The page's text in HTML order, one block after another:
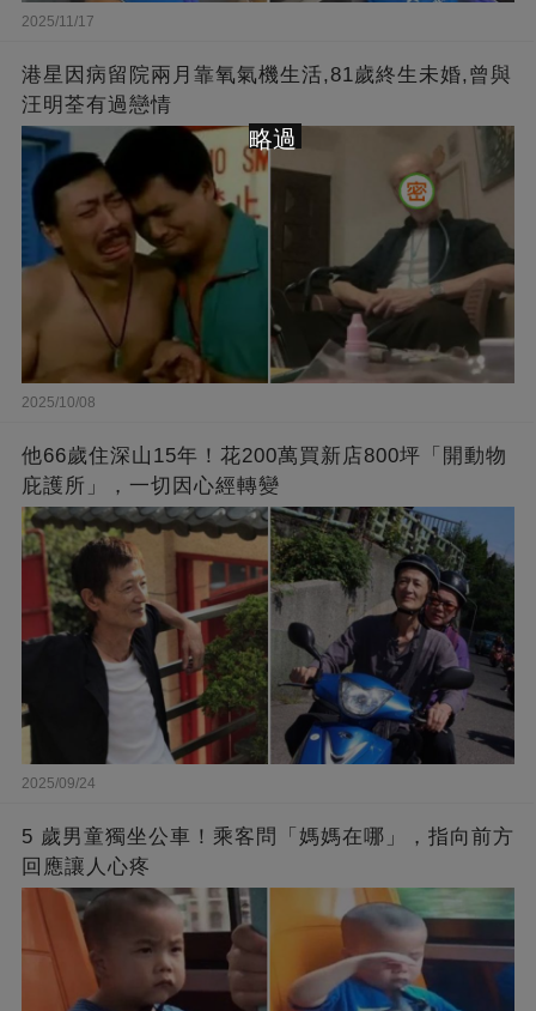
2025/11/17
港星因病留院兩月靠氧氣機生活,81歲終生未婚,曾與
汪明荃有過戀情
2025/10/08
他66歲住深山15年！花200萬買新店800坪「開動物
庇護所」，一切因心經轉變
2025/09/24
5 歲男童獨坐公車！乘客問「媽媽在哪」，指向前方
回應讓人心疼
略過